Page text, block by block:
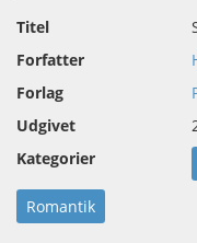
Titel
Forfatter
Forlag
Udgivet
Kategorier
Romantik